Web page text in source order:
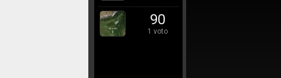
90
1 voto